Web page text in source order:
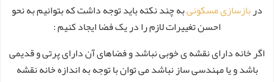
دربازسازی مسکونیبه چند نکته باید توجه داشت که بتوانیم به نحو
احسن تغییرات لازم را در یک فضا ایجاد کنیم :
اگر خانه دارای نقشه ی خوبی نباشد و فضاهای آن دارای پرتی و قدیمی
باشد و یا مهندسی ساز نباشد می توان با توجه به اندازه خانه نقشه